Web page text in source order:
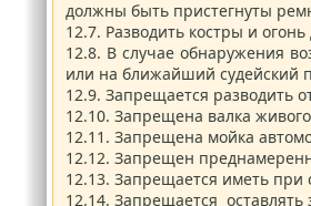
должны быть пристегнуты
12.7. Разводить костры и
12.8. В случае обнаружения
или на ближайший судейский
12.9. Запрещается разводить
12.10. Запрещена валка
12.11. Запрещена мойка
12.12. Запрещен
12.13. Запрещается иметь при
12.14. Запрещается оставлять